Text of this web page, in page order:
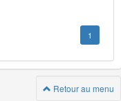
1
Retour au menu